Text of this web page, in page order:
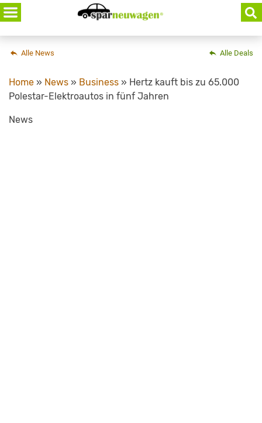
Skip
to
content
Alle Deals
Alle News
Home » News » Business » Hertz kauft bis zu 65.000
Polestar-Elektroautos in fünf Jahren
News